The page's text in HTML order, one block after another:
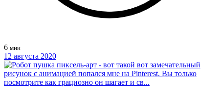
6 мин
12 августа 2020